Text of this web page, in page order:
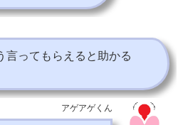
言ってもらえると助かる
アゲアゲくん